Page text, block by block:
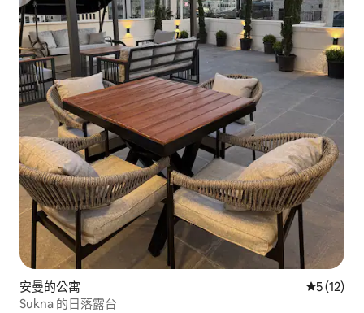
安曼的公寓 從 12 則
5 (12)
Sukna 的日落露台